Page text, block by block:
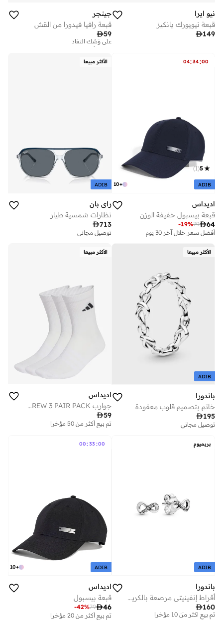
نيو ايرا
قبعة نيويورك يانكيز
149
جينجر
قبعة رافيا فيدورا من القش
59
تم بيع أكثر من 10 مؤخرا
على وشك النفاد
تم بيع أكثر من 10 مؤخرا
04:34:00
+
10
5
(
1
)
ADIB
اديداس
قبعة بيسبول خفيفة الوزن
64
79
-19%
أفضل سعر خلال آخر 30 يوم
الأكثر مبيعا
ADIB
راي بان
نظارات شمسية طيار
713
توصيل مجاني
الأكثر مبيعا
ADIB
باندورا
خاتم بتصميم قلوب معقودة
195
توصيل مجاني
الأكثر مبيعا
اديداس
جوارب CUSHIONED SPORTSWEAR CREW 3 PAIR PACK‏
59
تم بيع أكثر من 50 مؤخرا
بريميوم
ADIB
باندورا
أقراط إنفينيتي مرصعة بالكريستال
160
توصيل مجاني
تم بيع أكثر من 10 مؤخرا
توصيل مجاني
00:33:00
+
10 ADIB
اديداس
قبعة بيسبول
46
79
-42%
تم بيع أكثر من 20 مؤخرا